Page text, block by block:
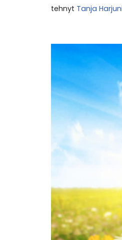
tehnyt Tanja